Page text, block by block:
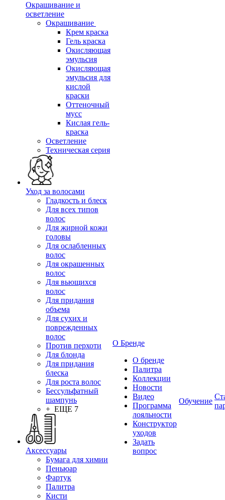
Окрашивание и
осветление
Окрашивание
Крем краска
Гель краска
Окисляющая
эмульсия
Окисляющая
эмульсия для
кислой
краски
Оттеночный
мусс
Кислая гель-
краска
Осветление
Техническая серия
Уход за волосами
Гладкость и блеск
Для всех типов
волос
Для жирной кожи
головы
Для ослабленных
волос
Для окрашенных
волос
Для вьющихся
волос
Для придания
объема
Для сухих и
поврежденных
волос
Против перхоти
Для блонда
Для придания
блеска
Для роста волос
Бессульфатный
шампунь
+ ЕЩЕ 7
Аксессуары
Бумага для химии
Пеньюар
Фартук
Палитра
Кисти
О Бренде
О бренде
Палитра
Коллекции
Новости
Видео
Программа
лояльности
Конструктор
уходов
Задать
вопрос
Обучение